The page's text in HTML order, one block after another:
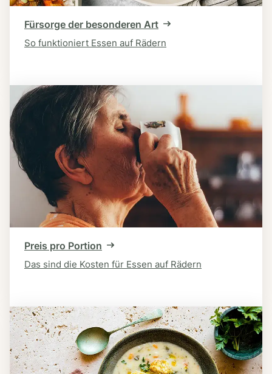
Fürsorge der besonderen Art
So funktioniert Essen auf Rädern
Preis pro Portion
Das sind die Kosten für Essen auf Rädern